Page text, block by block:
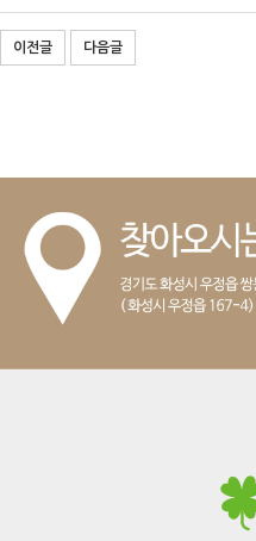
이전글 다음글